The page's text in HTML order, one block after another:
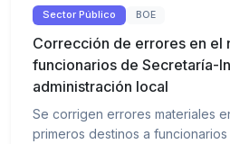
Sector Público BOE
Corrección de errores en el
funcionarios de Secretaría-
administración local
Se corrigen errores materiales
primeros destinos a